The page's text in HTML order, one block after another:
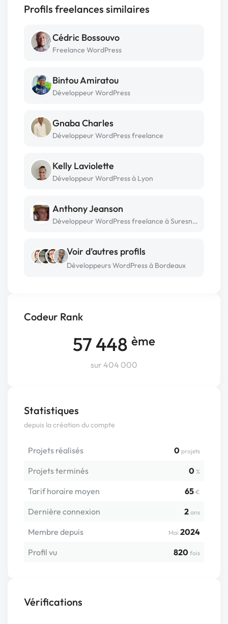
Codeur Rank
57 448 ème
sur 404 000
Statistiques
depuis la création du compte
Projets réalisés 0 projets
Projets terminés 0 %
Tarif horaire moyen 65 €
Dernière connexion 2 ans
Membre depuis Mai 2024
Profil vu
820 fois
Vérifications
Profils freelances similaires
Cédric Bossouvo
Freelance WordPress
Bintou Amiratou
Développeur WordPress
Gnaba Charles
Développeur WordPress freelance
Kelly Laviolette
Développeur WordPress à Lyon
Anthony Jeanson
Développeur WordPress freelance à Suresnes
Voir d’autres profils
Développeurs WordPress à Bordeaux